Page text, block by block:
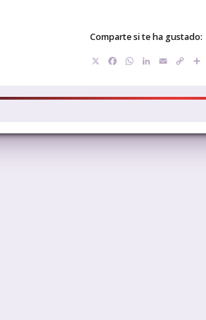
Comparte si te ha gustado:
Facebook
WhatsApp
LinkedIn
EmailCopy